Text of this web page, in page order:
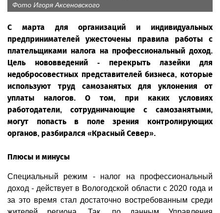
Фото Игоря Аксеновского
С марта для организаций и индивидуальных
предпринимателей ужесточены правила работы с
плательщиками налога на профессиональный доход.
Цель нововведений - перекрыть лазейки для
недобросовестных представителей бизнеса, которые
используют труд самозанятых для уклонения от
уплаты налогов. О том, при каких условиях
работодатели, сотрудничающие с самозанятыми,
могут попасть в поле зрения контролирующих
органов, разбирался «Красный Север».
Плюсы и минусы
Специальный режим - налог на профессиональный
доход - действует в Вологодской области с 2020 года и
за это время стал достаточно востребованным среди